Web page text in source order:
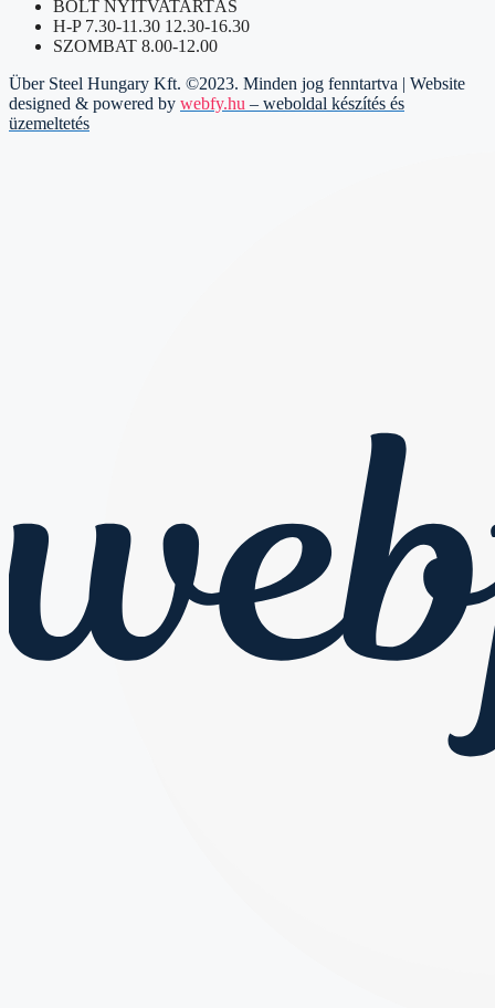
BOLT NYITVATARTÁS
H-P 7.30-11.30 12.30-16.30
SZOMBAT 8.00-12.00
Über Steel Hungary Kft. ©2023. Minden jog fenntartva | Website
designed & powered by webfy.hu – weboldal készítés és
üzemeltetés